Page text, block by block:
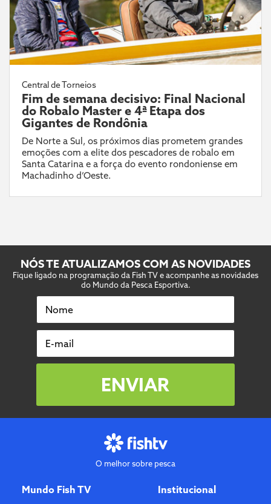
Central de Torneios
Fim de semana decisivo: Final Nacional
do Robalo Master e 4ª Etapa dos
Gigantes de Rondônia
De Norte a Sul, os próximos dias prometem grandes
emoções com a elite dos pescadores de robalo em
Santa Catarina e a força do evento rondoniense em
Machadinho d’Oeste.
NÓS TE ATUALIZAMOS COM AS NOVIDADES
Fique ligado na programação da Fish TV e acompanhe as novidades
do Mundo da Pesca Esportiva.
Nome
E-mail
ENVIAR
O melhor sobre pesca
Mundo Fish TV Institucional